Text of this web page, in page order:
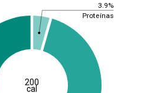
3.9%
Proteínas
200
cal